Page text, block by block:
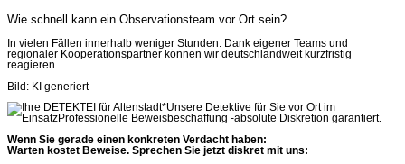
Wie schnell kann ein Observationsteam vor Ort sein?
In vielen Fällen innerhalb weniger Stunden. Dank eigener Teams und
regionaler Kooperationspartner können wir deutschlandweit kurzfristig
reagieren.
Bild: KI generiert
Wenn Sie gerade einen konkreten Verdacht haben:
Warten kostet Beweise. Sprechen Sie jetzt diskret mit uns: